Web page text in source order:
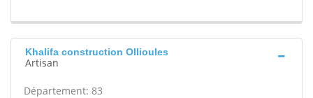
Khalifa construction Ollioules
Artisan
Département: 83